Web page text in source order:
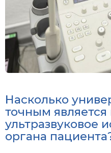
Насколько
точным
ультразвуковое
органа